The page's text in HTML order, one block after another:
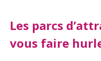
Les parcs
vous faire